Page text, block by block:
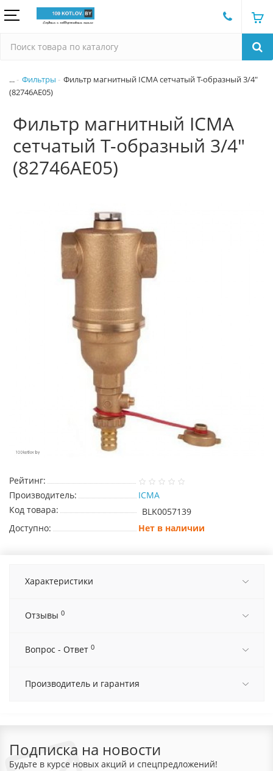
... Фильтры
Фильтр магнитный ICMA сетчатый T-образный 3/4"
(82746AE05)
Фильтр магнитный ICMA
сетчатый T-образный 3/4"
(82746AE05)
Рейтинг:
Производитель:
ICMA
Код товара:
BLK0057139
Доступно:
Нет в наличии
Характеристики
Отзывы 0
Вопрос - Ответ 0
Производитель и гарантия
Подписка на новости
Будьте в курсе новых акций и спецпредложений!